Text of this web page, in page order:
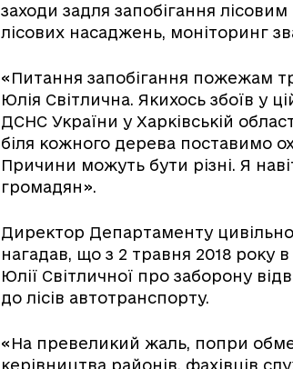
заходи задля запобігання
лісових насаджень, моніторинг
«Питання запобігання пожежам
Юлія Світлична. Якихось збоїв у
ДСНС України у Харківській
біля кожного дерева поставимо
Причини можуть бути різні. Я
громадян».
Директор Департаменту
нагадав, що з 2 травня 2018 року
Юлії Світличної про заборону
до лісів автотранспорту.
«На превеликий жаль, попри
керівництва районів, фахівців